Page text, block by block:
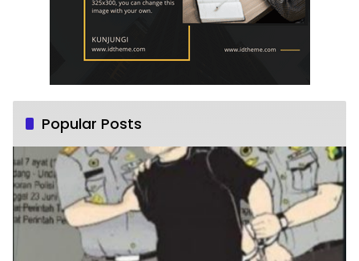
Popular Posts